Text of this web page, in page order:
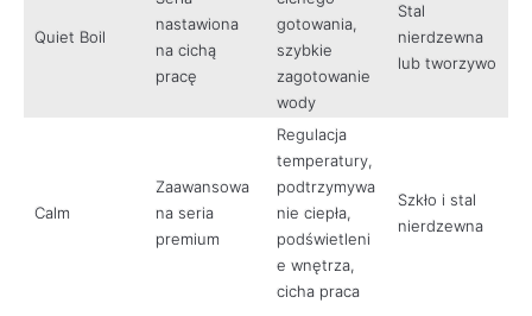
Quiet Boil
nastawiona
na cichą
pracę
gotowania,
szybkie
zagotowanie
wody
Stal
nierdzewna
lub tworzywo
Calm
Zaawansowa
na seria
premium
Regulacja
temperatury,
podtrzymywa
nie ciepła,
podświetleni
e wnętrza,
cicha praca
Szkło i stal
nierdzewna